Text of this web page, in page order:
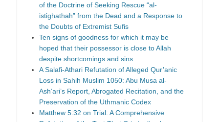
of the Doctrine of Seeking Rescue “al-
istighathah” from the Dead and a Response to
the Doubts of Extremist Sufis
Ten signs of goodness for which it may be
hoped that their possessor is close to Allah
despite shortcomings and sins.
A Salafi-Athari Refutation of Alleged Qur’anic
Loss in Sahih Muslim 1050: Abu Musa al-
Ash‘ari’s Report, Abrogated Recitation, and the
Preservation of the Uthmanic Codex
Matthew 5:32 on Trial: A Comprehensive